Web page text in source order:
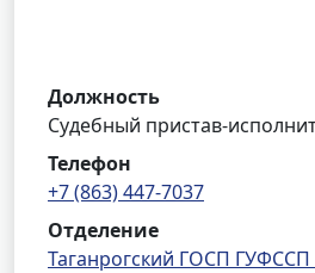
Должность
Судебный пристав-
Телефон
+7 (863) 447-7037
Отделение
Таганрогский ГОСП ГУФССП